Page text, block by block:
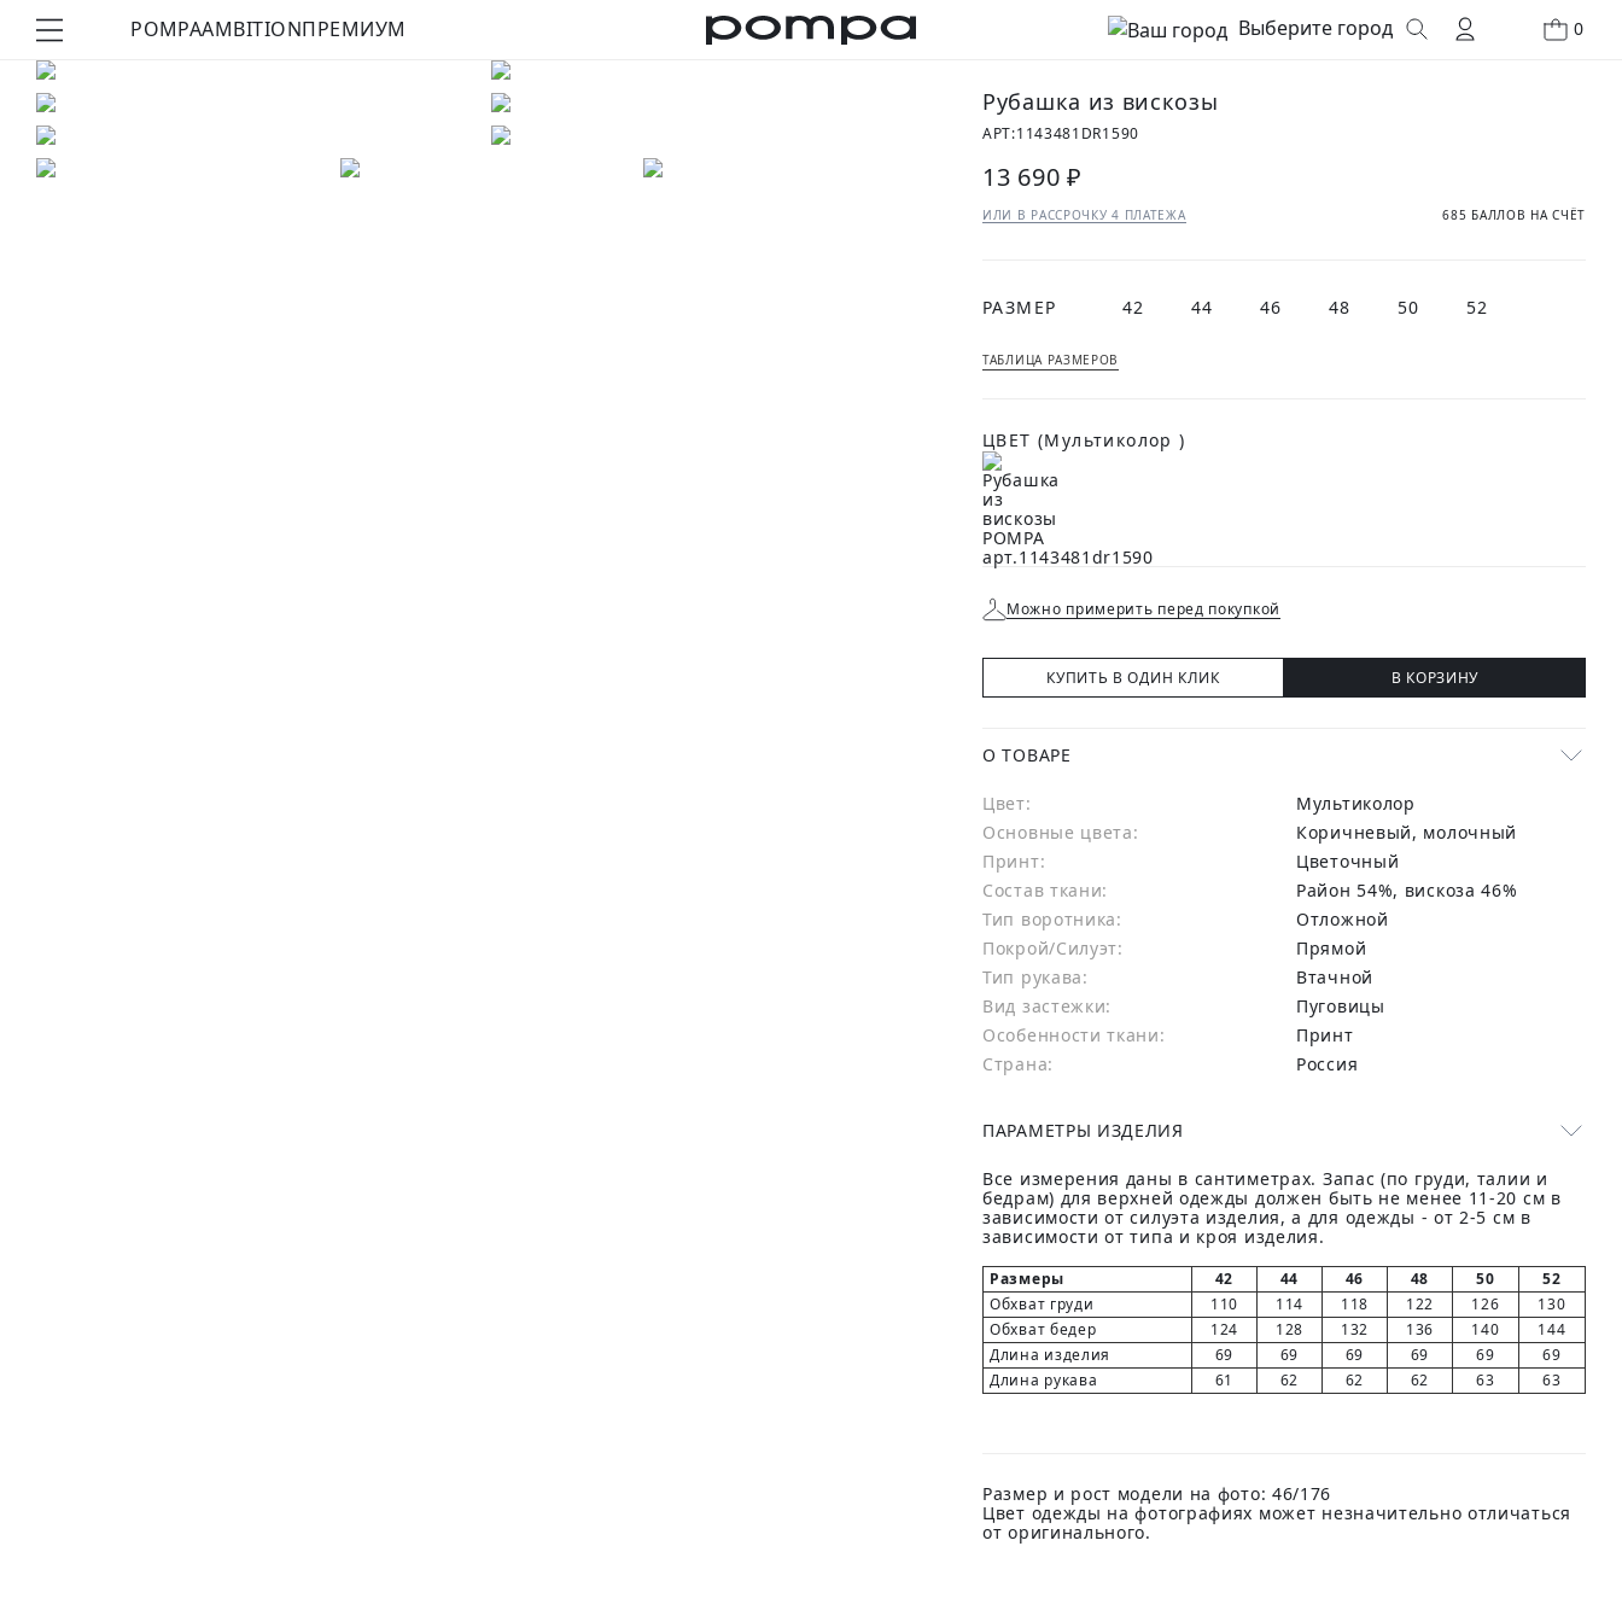
POMPAAMBITIONПРЕМИУМ Выберите город 0
КУПИТЬ ОБРАЗ
Рубашка из вискозы
АРТ:1143481DR1590
13 690 ₽
ИЛИ В РАССРОЧКУ 4 ПЛАТЕЖА 685 БАЛЛОВ НА СЧЁТ
РАЗМЕР 42 44 46 48 50 52
ТАБЛИЦА РАЗМЕРОВ
ЦВЕТ (Мультиколор )
Можно примерить перед покупкой
КУПИТЬ В ОДИН КЛИК В КОРЗИНУ
О ТОВАРЕ
Цвет:
Мультиколор
Основные цвета:
коричневый, молочный
Принт:
Цветочный
Состав ткани:
район 54%, вискоза 46%
Тип воротника:
Отложной
Покрой/Силуэт:
Прямой
Тип рукава:
Втачной
Вид застежки:
Пуговицы
Особенности ткани:
Принт
Страна:
Россия
ПАРАМЕТРЫ ИЗДЕЛИЯ
Все измерения даны в сантиметрах. Запас (по груди, талии и
бедрам) для верхней одежды должен быть не менее 11-20 см в
зависимости от силуэта изделия, а для одежды - от 2-5 см в
зависимости от типа и кроя изделия.
Размеры 42 44 46 48 50
52
Обхват груди
110 114 118 122 126
130
Обхват бедер
124 128 132 136 140
144
Длина изделия
69 69 69 69 69
69
Длина рукава
61 62 62 62 63 63
Размер и рост модели на фото: 46/176
Цвет одежды на фотографиях может незначительно отличаться
от оригинального.